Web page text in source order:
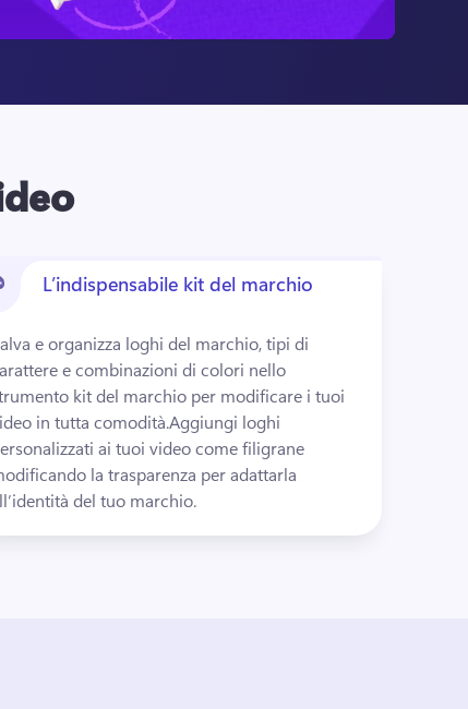
L’indispensabile kit del marchio
e organizza loghi del marchio, tipi di
e combinazioni di colori nello
kit del marchio per modificare i tuoi
in tutta comodità.Aggiungi loghi
ai tuoi video come filigrane
la trasparenza per adattarla
del tuo marchio.